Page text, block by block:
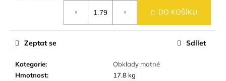
DO KOŠÍKU
Kategorie:
Obklady matné
Hmotnost:
17.8 kg
Zeptat se Sdílet
m
e